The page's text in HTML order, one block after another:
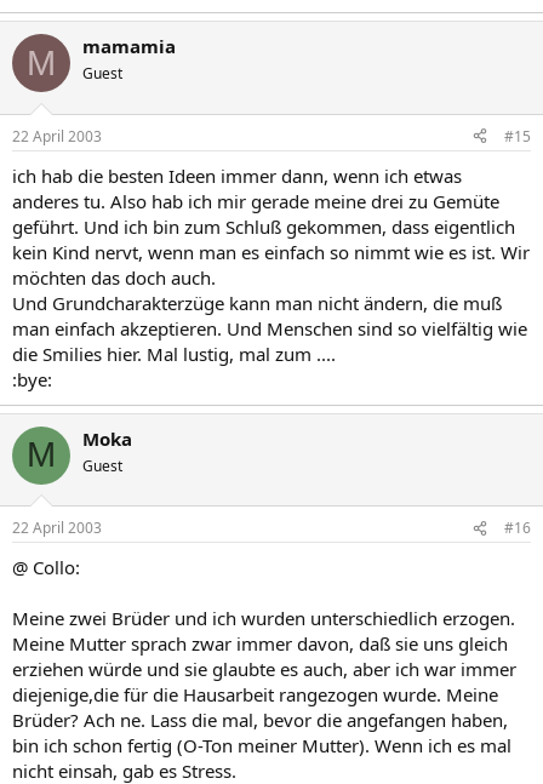
M mamamia
Guest
22 April 2003 #15
ich hab die besten Ideen immer dann, wenn ich etwas
anderes tu. Also hab ich mir gerade meine drei zu Gemüte
geführt. Und ich bin zum Schluß gekommen, dass eigentlich
kein Kind nervt, wenn man es einfach so nimmt wie es ist. Wir
möchten das doch auch.
Und Grundcharakterzüge kann man nicht ändern, die muß
man einfach akzeptieren. Und Menschen sind so vielfältig wie
die Smilies hier. Mal lustig, mal zum ....
:bye:
M Moka
Guest
22 April 2003 #16
@ Collo:
Meine zwei Brüder und ich wurden unterschiedlich erzogen.
Meine Mutter sprach zwar immer davon, daß sie uns gleich
erziehen würde und sie glaubte es auch, aber ich war immer
diejenige,die für die Hausarbeit rangezogen wurde. Meine
Brüder? Ach ne. Lass die mal, bevor die angefangen haben,
bin ich schon fertig (O-Ton meiner Mutter). Wenn ich es mal
nicht einsah, gab es Stress.